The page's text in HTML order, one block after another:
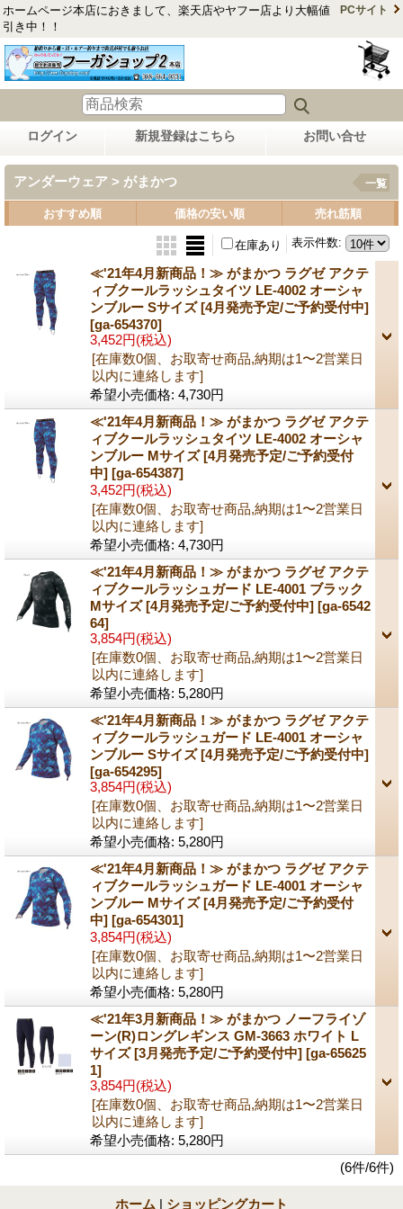
ホームページ本店におきまして、楽天店やヤフー店より大幅値
引き中！！
PCサイト
ログイン 新規登録はこちら お問い合せ
アンダーウェア > がまかつ 一覧
おすすめ順 価格の安い順 売れ筋順
表示件数:
在庫あり
≪'21年4月新商品！≫ がまかつ ラグゼ アクテ
ィブクールラッシュタイツ LE-4002 オーシャ
ンブルー Sサイズ [4月発売予定/ご予約受付中]
[ga-654370]
3,452円(税込)
[在庫数0個、お取寄せ商品,納期は1〜2営業日
以内に連絡します]
希望小売価格: 4,730円
≪'21年4月新商品！≫ がまかつ ラグゼ アクテ
ィブクールラッシュタイツ LE-4002 オーシャ
ンブルー Mサイズ [4月発売予定/ご予約受付
中] [ga-654387]
3,452円(税込)
[在庫数0個、お取寄せ商品,納期は1〜2営業日
以内に連絡します]
希望小売価格: 4,730円
≪'21年4月新商品！≫ がまかつ ラグゼ アクテ
ィブクールラッシュガード LE-4001 ブラック
Mサイズ [4月発売予定/ご予約受付中] [ga-6542
64]
3,854円(税込)
[在庫数0個、お取寄せ商品,納期は1〜2営業日
以内に連絡します]
希望小売価格: 5,280円
≪'21年4月新商品！≫ がまかつ ラグゼ アクテ
ィブクールラッシュガード LE-4001 オーシャ
ンブルー Sサイズ [4月発売予定/ご予約受付中]
[ga-654295]
3,854円(税込)
[在庫数0個、お取寄せ商品,納期は1〜2営業日
以内に連絡します]
希望小売価格: 5,280円
≪'21年4月新商品！≫ がまかつ ラグゼ アクテ
ィブクールラッシュガード LE-4001 オーシャ
ンブルー Mサイズ [4月発売予定/ご予約受付
中] [ga-654301]
3,854円(税込)
[在庫数0個、お取寄せ商品,納期は1〜2営業日
以内に連絡します]
希望小売価格: 5,280円
≪'21年3月新商品！≫ がまかつ ノーフライゾ
ーン(R)ロングレギンス GM-3663 ホワイト L
サイズ [3月発売予定/ご予約受付中] [ga-65625
1]
3,854円(税込)
[在庫数0個、お取寄せ商品,納期は1〜2営業日
以内に連絡します]
希望小売価格: 5,280円
(6件/6件)
ホーム | ショッピングカート